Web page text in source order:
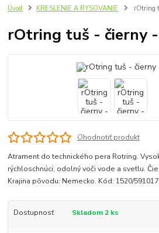
Úvod KRESLENIE A RYSOVANIE rOtring
rOtring tuš - čierny
Ohodnotiť produkt
Atrament do technického pera Rotring.
rýchloschnúci, odolný voči vode a svetlu.
Krajina pôvodu: Nemecko. Kód: 1520/
Dostupnosť Skladom 2 ks